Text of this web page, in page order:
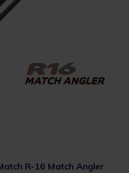
R-16 Match Angler